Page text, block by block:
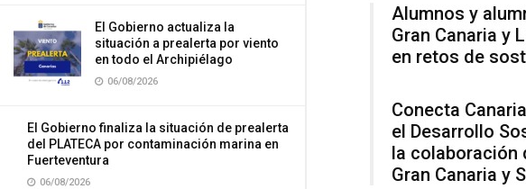
El Gobierno actualiza la
situación a prealerta por viento
en todo el Archipiélago
06/08/2026
El Gobierno finaliza la situación de prealerta
del PLATECA por contaminación marina en
Fuerteventura
06/08/2026
Alumnos y
Gran Canaria y
en retos de
Conecta
el Desarrollo
la
Gran Canaria y